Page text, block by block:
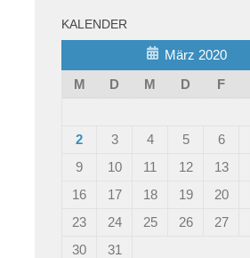
KALENDER
März 2020
M
D M D F
2
3 4 5 6
9
10 11 12 13
16
17 18 19 20
23
24 25 26 27
30
31